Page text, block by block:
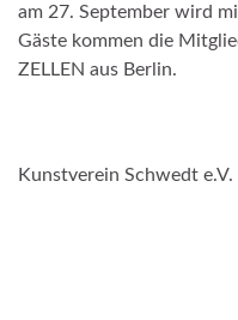
am 27. September wird
Gäste kommen die
ZELLEN aus Berlin.
Kunstverein Schwedt e.V.